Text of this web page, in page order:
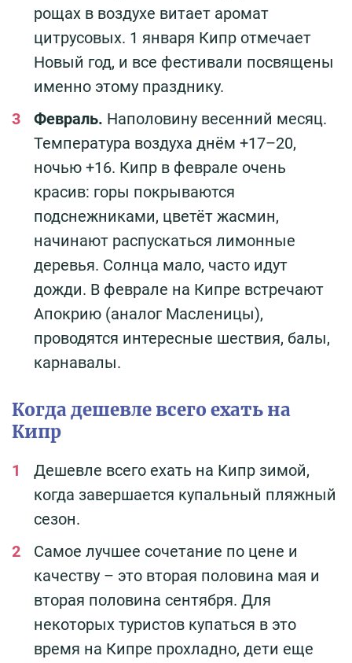
рощах в воздухе витает аромат
цитрусовых. 1 января Кипр отмечает
Новый год, и все фестивали посвящены
именно этому празднику.
Февраль. Наполовину весенний месяц.
Температура воздуха днём +17–20,
ночью +16. Кипр в феврале очень
красив: горы покрываются
подснежниками, цветёт жасмин,
начинают распускаться лимонные
деревья. Солнца мало, часто идут
дожди. В феврале на Кипре встречают
Апокрию (аналог Масленицы),
проводятся интересные шествия, балы,
карнавалы.
Когда дешевле всего ехать на
Кипр
Дешевле всего ехать на Кипр зимой,
когда завершается купальный пляжный
сезон.
Самое лучшее сочетание по цене и
качеству – это вторая половина мая и
вторая половина сентября. Для
некоторых туристов купаться в это
время на Кипре прохладно, дети еще